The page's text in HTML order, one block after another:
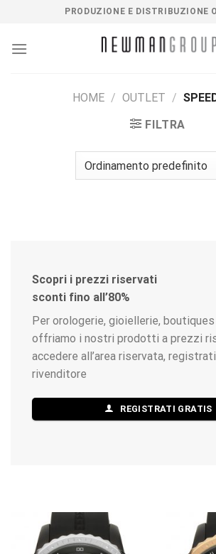
contenuti
PRODUZIONE E DISTRIBUZIONE
HOME / OUTLET /
FILTRA
Scopri i prezzi riservati
sconti fino all’80%
Per orologerie, gioiellerie,
offriamo i nostri prodotti a prezzi
accedere all’area riservata,
rivenditore
REGISTRATI GRATIS